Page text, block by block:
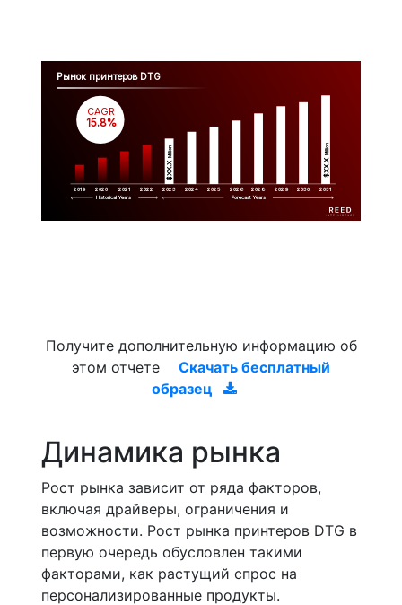
Рынок принтеров DTG
2019 2020 2021 2022 2023 2024 2025 2026 2028 2029 2030 2031
$XX.X
Million
$XX.X
Million
CAGR
15.8%
Historical Years Forecast Years
Получите дополнительную информацию об
этом отчете
Скачать бесплатный
образец
Динамика рынка
Рост рынка зависит от ряда факторов,
включая драйверы, ограничения и
возможности. Рост рынка принтеров DTG в
первую очередь обусловлен такими
факторами, как растущий спрос на
персонализированные продукты.